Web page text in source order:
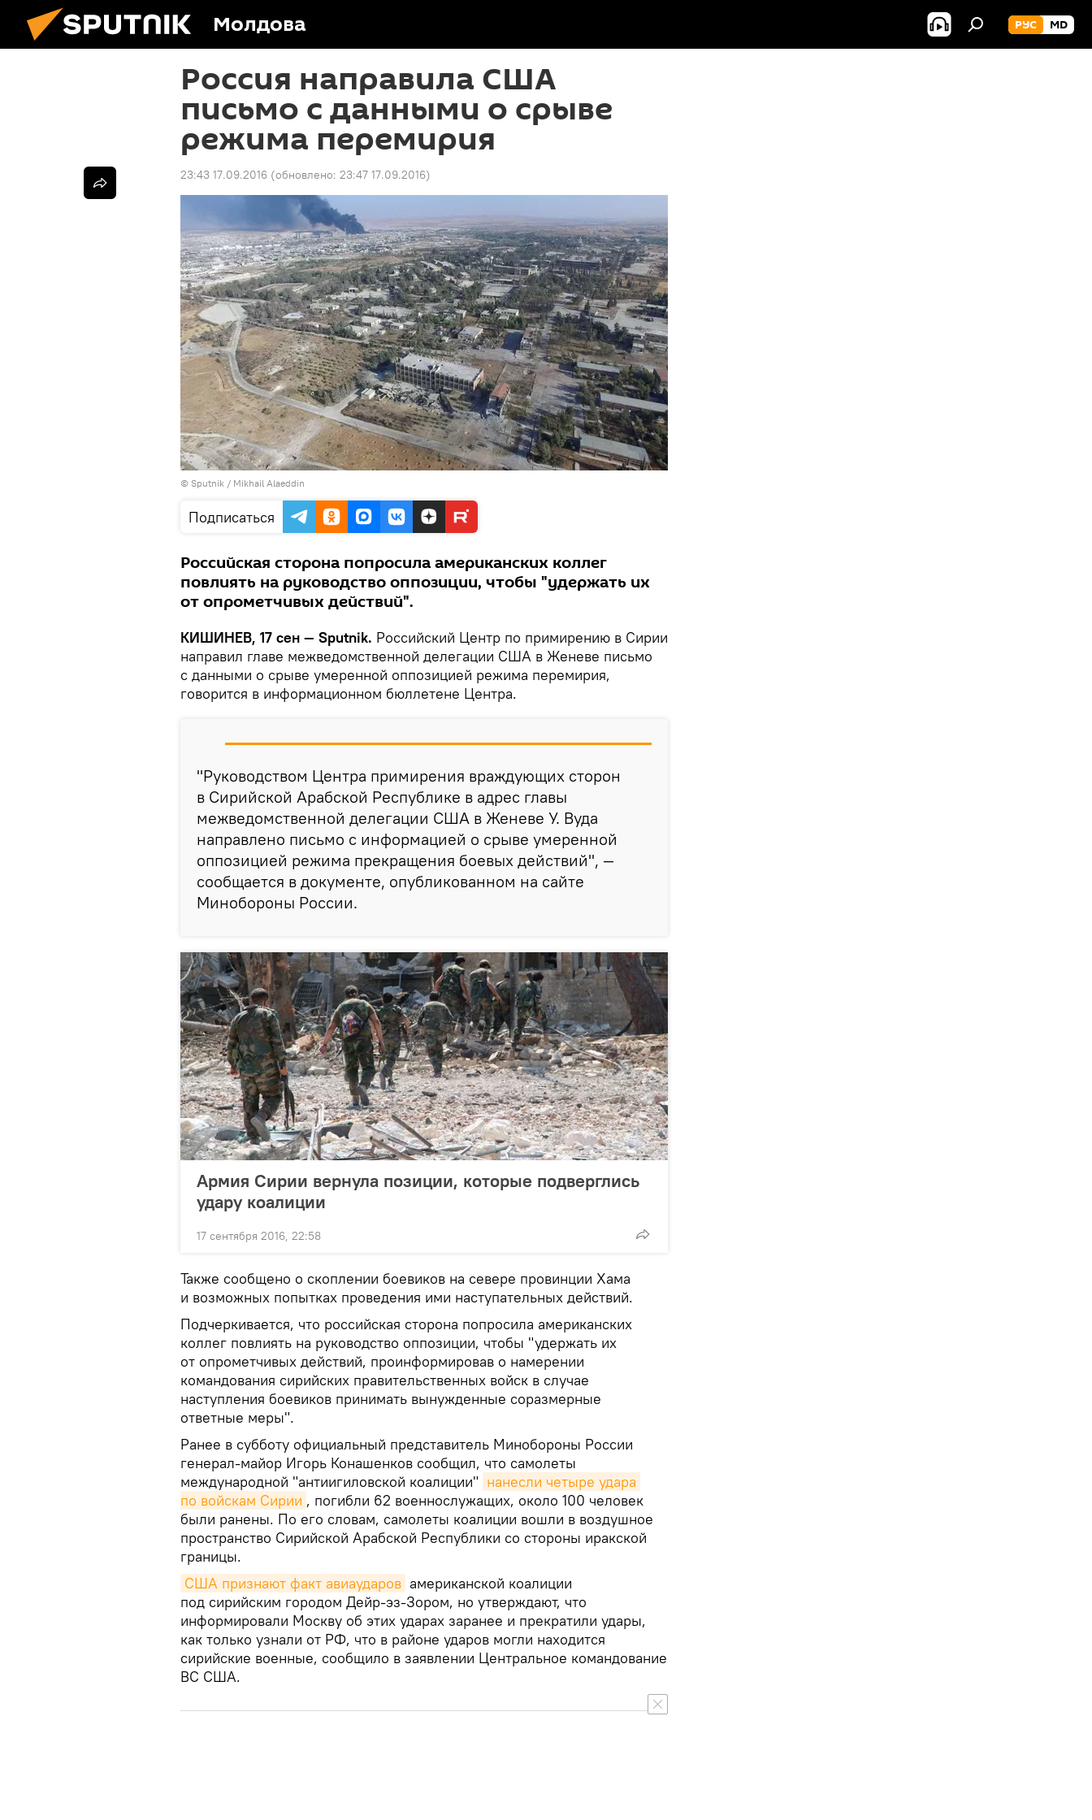
Молдова РУС MD
Россия направила США
письмо с данными о срыве
режима перемирия
23:43 17.09.2016 (обновлено: 23:47 17.09.2016)
© Sputnik / Mikhail Alaeddin
Подписаться
Российская сторона попросила американских коллег
повлиять на руководство оппозиции, чтобы "удержать их
от опрометчивых действий".
КИШИНЕВ, 17 сен — Sputnik. Российский Центр по примирению в Сирии
направил главе межведомственной делегации США в Женеве письмо
с данными о срыве умеренной оппозицией режима перемирия,
говорится в информационном бюллетене Центра.
"Руководством Центра примирения враждующих сторон
в Сирийской Арабской Республике в адрес главы
межведомственной делегации США в Женеве У. Вуда
направлено письмо с информацией о срыве умеренной
оппозицией режима прекращения боевых действий", —
сообщается в документе, опубликованном на сайте
Минобороны России.
Армия Сирии вернула позиции, которые подверглись
удару коалиции
17 сентября 2016, 22:58
Также сообщено о скоплении боевиков на севере провинции Хама
и возможных попытках проведения ими наступательных действий.
Подчеркивается, что российская сторона попросила американских
коллег повлиять на руководство оппозиции, чтобы "удержать их
от опрометчивых действий, проинформировав о намерении
командования сирийских правительственных войск в случае
наступления боевиков принимать вынужденные соразмерные
ответные меры".
Ранее в субботу официальный представитель Минобороны России
генерал-майор Игорь Конашенков сообщил, что самолеты
международной "антиигиловской коалиции" нанесли четыре удара
по войскам Сирии , погибли 62 военнослужащих, около 100 человек
были ранены. По его словам, самолеты коалиции вошли в воздушное
пространство Сирийской Арабской Республики со стороны иракской
границы.
США признают факт авиаударов американской коалиции
под сирийским городом Дейр-эз-Зором, но утверждают, что
информировали Москву об этих ударах заранее и прекратили удары,
как только узнали от РФ, что в районе ударов могли находится
сирийские военные, сообщило в заявлении Центральное командование
ВС США.